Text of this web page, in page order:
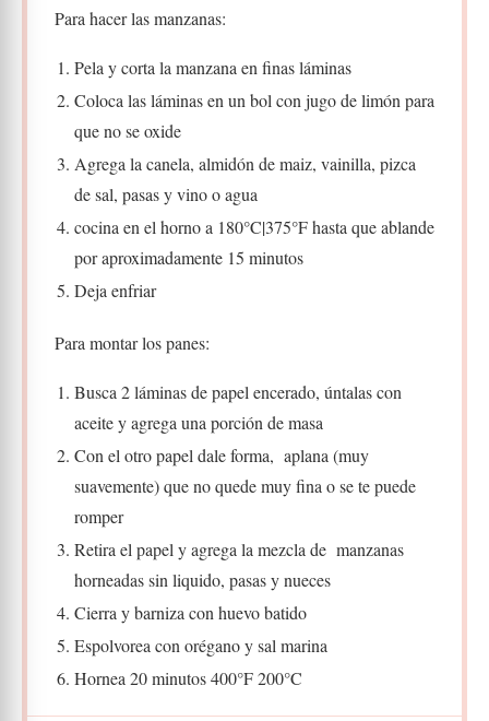
Para hacer las manzanas:
Pela y corta la manzana en finas láminas
Coloca las láminas en un bol con jugo de limón para
que no se oxide
Agrega la canela, almidón de maiz, vainilla, pizca
de sal, pasas y vino o agua
cocina en el horno a 180°C|375°F hasta que ablande
por aproximadamente 15 minutos
Deja enfriar
Para montar los panes:
Busca 2 láminas de papel encerado, úntalas con
aceite y agrega una porción de masa
Con el otro papel dale forma, aplana (muy
suavemente) que no quede muy fina o se te puede
romper
Retira el papel y agrega la mezcla de manzanas
horneadas sin liquido, pasas y nueces
Cierra y barniza con huevo batido
Espolvorea con orégano y sal marina
Hornea 20 minutos 400°F 200°C